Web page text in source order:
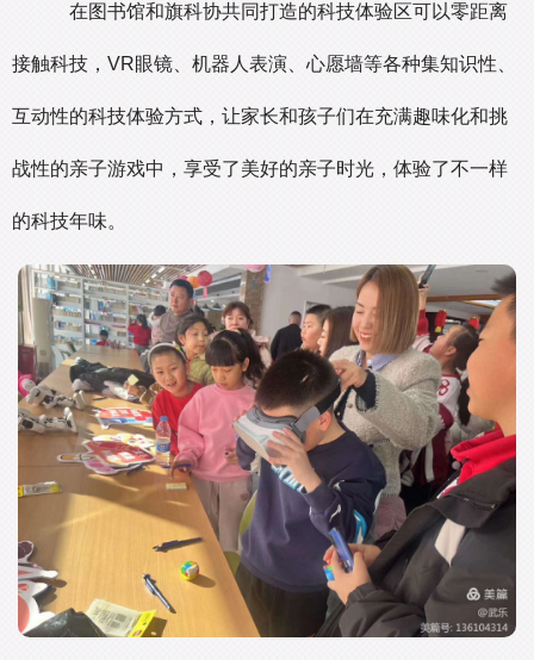
在图书馆和旗科协共同打造的科技体验区可以零距离
接触科技，VR眼镜、机器人表演、心愿墙等各种集知识性、
互动性的科技体验方式，让家长和孩子们在充满趣味化和挑
战性的亲子游戏中，享受了美好的亲子时光，体验了不一样
的科技年味。